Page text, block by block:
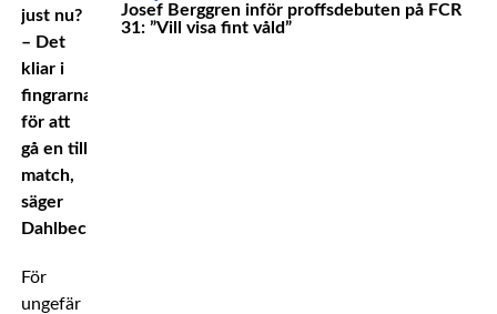
just nu?
– Det
kliar i
fingrarna
för att
gå en till
match,
säger
Dahlbeck.
För
ungefär
Josef Berggren inför proffsdebuten på FCR
31: ”Vill visa fint våld”